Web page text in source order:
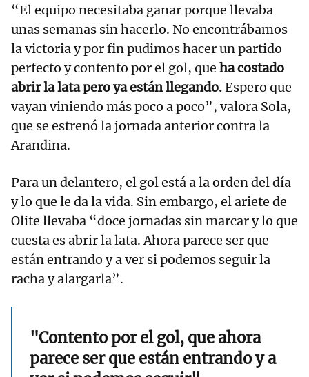
“El equipo necesitaba ganar porque llevaba
unas semanas sin hacerlo. No encontrábamos
la victoria y por fin pudimos hacer un partido
perfecto y contento por el gol, que ha costado
abrir la lata pero ya están llegando.Espero que
vayan viniendo más poco a poco”, valora Sola,
que se estrenó la jornada anterior contra la
Arandina.
Para un delantero, el gol está a la orden del día
y lo que le da la vida. Sin embargo, el ariete de
Olite llevaba “doce jornadas sin marcar y lo que
cuesta es abrir la lata. Ahora parece ser que
están entrando y a ver si podemos seguir la
racha y alargarla”.
"Contento por el gol, que ahora
parece ser que están entrando y a